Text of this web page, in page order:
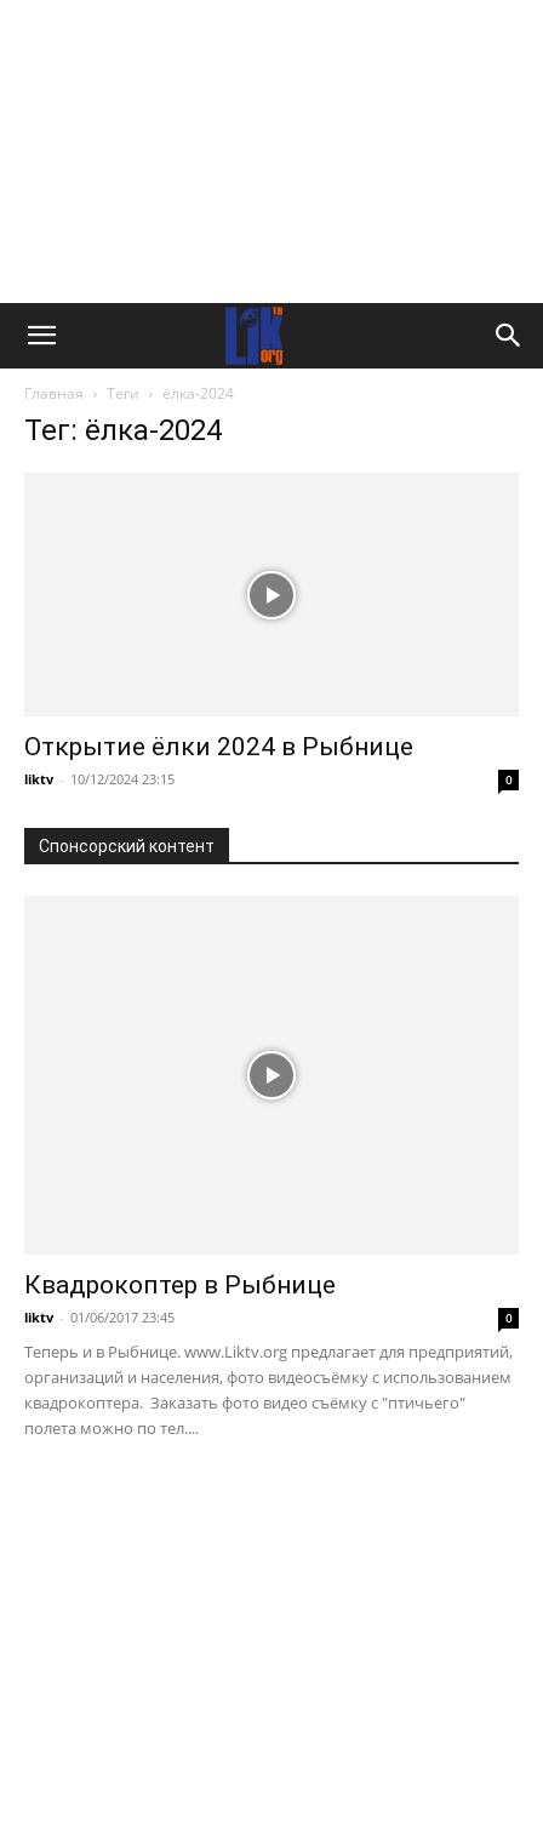
Главная Теги ёлка-2024
Тег: ёлка-2024
Открытие ёлки 2024 в Рыбнице
liktv - 10/12/2024 23:15 0
Спонсорский контент
Квадрокоптер в Рыбнице
liktv - 01/06/2017 23:45 0
Теперь и в Рыбнице. www.Liktv.org предлагает для предприятий,
организаций и населения, фото видеосъёмку с использованием
квадрокоптера. Заказать фото видео съёмку с "птичьего"
полета можно по тел....